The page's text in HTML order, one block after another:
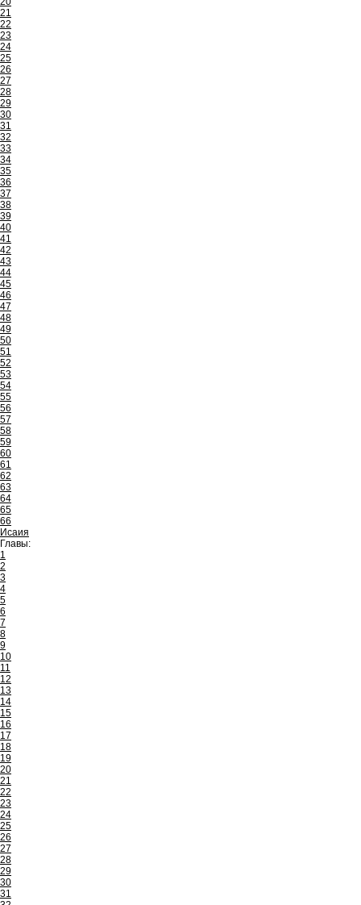
21
22
23
24
25
26
27
28
29
30
31
32
33
34
35
36
37
38
39
40
41
42
43
44
45
46
47
48
49
50
51
52
53
54
55
56
57
58
59
60
61
62
63
64
65
66
Исаия
Главы:
1
2
3
4
5
6
7
8
9
10
11
12
13
14
15
16
17
18
19
20
21
22
23
24
25
26
27
28
29
30
31